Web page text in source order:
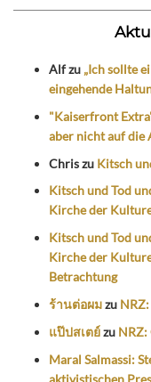
Alfzu „Ich sollte
eingehende
"Kaiserfront
aber nicht auf die
Chriszu Kitsch
Kitsch und Tod
Kirche der
Kitsch und Tod
Kirche der
Betrachtung
ร้านต่อผมzu
แป๊ปสเตย์zu NRZ:
Maral Salmassi:
aktivistischen